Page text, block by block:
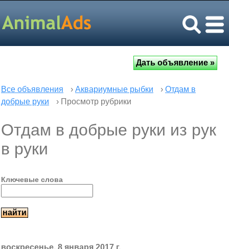
Все объявления › Аквариумные рыбки › Отдам в
добрые руки
› Просмотр рубрики
Отдам в добрые руки из рук
в руки
Ключевые слова
воскресенье, 8 января 2017 г.